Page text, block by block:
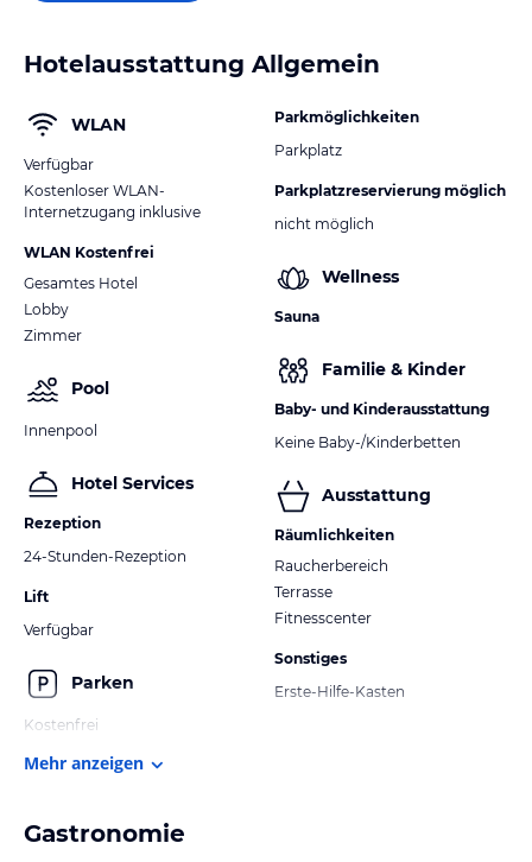
Hotelausstattung Allgemein
WLAN
Verfügbar
Kostenloser WLAN-
Internetzugang inklusive
WLAN Kostenfrei
Gesamtes Hotel
Lobby
Zimmer
Pool
Innenpool
Hotel Services
Rezeption
24-Stunden-Rezeption
Lift
Verfügbar
Parken
Kostenfrei
Parkmöglichkeiten
Parkplatz
Parkplatzreservierung möglich
nicht möglich
Wellness
Sauna
Familie & Kinder
Baby- und Kinderausstattung
Keine Baby-/Kinderbetten
Ausstattung
Räumlichkeiten
Raucherbereich
Terrasse
Fitnesscenter
Sonstiges
Erste-Hilfe-Kasten
Mehr anzeigen
Gastronomie